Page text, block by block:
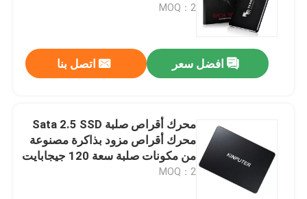
الصلبة
MOQ：2
افضل سعر اتصل بنا
محرك أقراص صلبة Sata 2.5 SSD
محرك أقراص مزود بذاكرة مصنوعة
من مكونات صلبة سعة 120 جيجابايت
و 128 جيجابايت و 240 جيجابايت
MOQ：2